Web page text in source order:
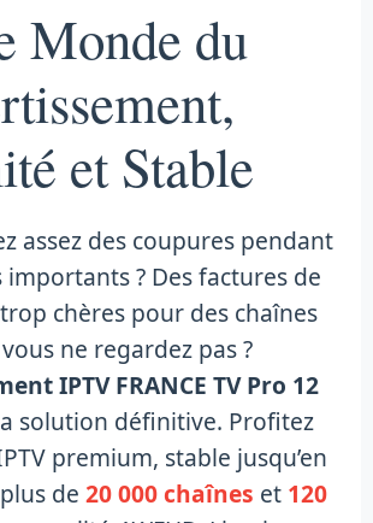
Monde du
et Stable
assez des coupures pendant
importants ? Des factures de
chères pour des chaînes
ne regardez pas ?
IPTV FRANCE TV Pro 12
solution définitive. Profitez
premium, stable jusqu’en
de 20 000 chaînes et 120